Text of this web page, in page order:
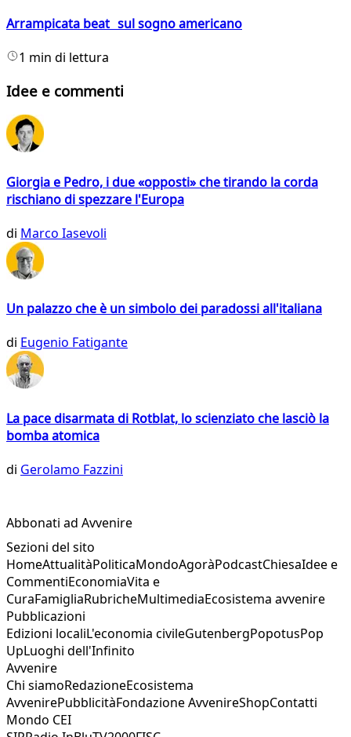
Arrampicata beat sul sogno americano
1 min di lettura
Idee e commenti
Giorgia e Pedro, i due «opposti» che tirando la corda
rischiano di spezzare l'Europa
di Marco Iasevoli
Un palazzo che è un simbolo dei paradossi all'italiana
di Eugenio Fatigante
La pace disarmata di Rotblat, lo scienziato che lasciò la
bomba atomica
di Gerolamo Fazzini
Abbonati ad Avvenire
Sezioni del sito
HomeAttualitàPoliticaMondoAgoràPodcastChiesaIdee e
CommentiEconomiaVita e
CuraFamigliaRubricheMultimediaEcosistema avvenire
Pubblicazioni
Edizioni localiL'economia civileGutenbergPopotusPop
UpLuoghi dell'Infinito
Avvenire
Chi siamoRedazioneEcosistema
AvvenirePubblicitàFondazione AvvenireShopContatti
Mondo CEI